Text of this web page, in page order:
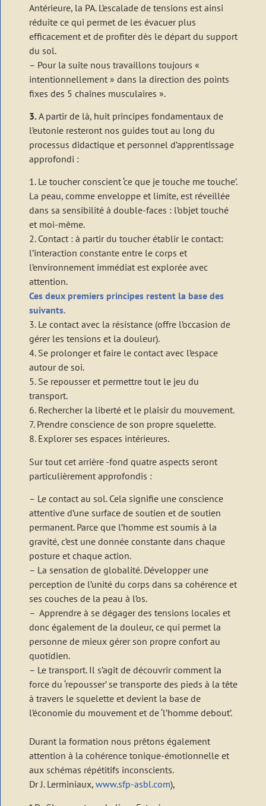
Antérieure, la PA. L’escalade de tensions est ainsi
réduite ce qui permet de les évacuer plus
efficacement et de profiter dès le départ du support
du sol.
– Pour la suite nous travaillons toujours «
intentionnellement » dans la direction des points
fixes des 5 chaînes musculaires ».
3. A partir de là, huit principes fondamentaux de
l’eutonie resteront nos guides tout au long du
processus didactique et personnel d’apprentissage
approfondi :
1. Le toucher conscient ‘ce que je touche me touche’.
La peau, comme enveloppe et limite, est réveillée
dans sa sensibilité à double-faces : l’objet touché
et moi-même.
2. Contact : à partir du toucher établir le contact:
l’interaction constante entre le corps et
l’environnement immédiat est explorée avec
attention.
Ces deux premiers principes restent la base des
suivants.
3. Le contact avec la résistance (offre l’occasion de
gérer les tensions et la douleur).
4. Se prolonger et faire le contact avec l’espace
autour de soi.
5. Se repousser et permettre tout le jeu du
transport.
6. Rechercher la liberté et le plaisir du mouvement.
7. Prendre conscience de son propre squelette.
8. Explorer ses espaces intérieures.
Sur tout cet arrière -fond quatre aspects seront
particulièrement approfondis :
– Le contact au sol. Cela signifie une conscience
attentive d’une surface de soutien et de soutien
permanent. Parce que l’homme est soumis à la
gravité, c’est une donnée constante dans chaque
posture et chaque action.
– La sensation de globalité. Développer une
perception de l’unité du corps dans sa cohérence et
ses couches de la peau à l’os.
– Apprendre à se dégager des tensions locales et
donc également de la douleur, ce qui permet la
personne de mieux gérer son propre confort au
quotidien.
– Le transport. Il s’agit de découvrir comment la
force du ‘repousser’ se transporte des pieds à la tête
à travers le squelette et devient la base de
l’économie du mouvement et de ‘l’homme debout’.
Durant la formation nous prêtons également
attention à la cohérence tonique-émotionnelle et
aux schémas répétitifs inconscients.
Dr J. Lerminiaux, www.sfp-asbl.com),